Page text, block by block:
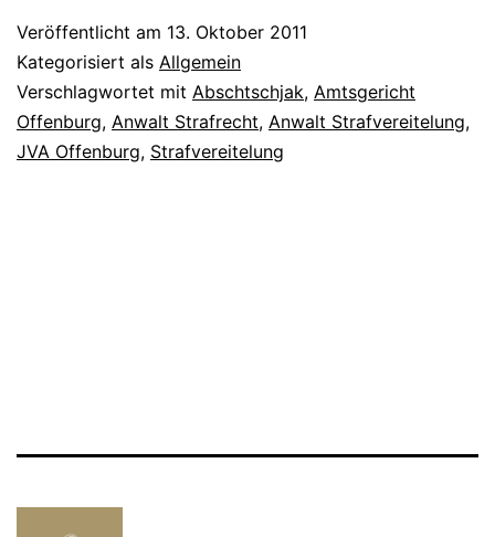
Veröffentlicht am 13. Oktober 2011
Kategorisiert als Allgemein
Verschlagwortet mit Abschtschjak, Amtsgericht
Offenburg, Anwalt Strafrecht, Anwalt Strafvereitelung,
JVA Offenburg, Strafvereitelung